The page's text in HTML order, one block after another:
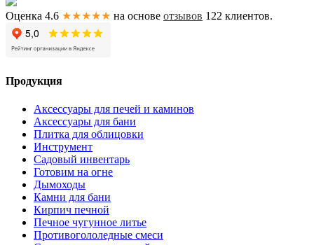
Оценка 4.6 ★★★★★ на основе отзывов 122 клиентов.
Продукция
Аксессуары для печей и каминов
Аксессуары для бани
Плитка для облицовки
Инструмент
Садовый инвентарь
Готовим на огне
Дымоходы
Камни для бани
Кирпич печной
Печное чугунное литье
Противогололедные смеси